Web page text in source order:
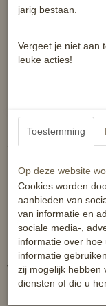
Zachte warme
Hoge kwaliteit
Schapenvel is
opneemt, zodat
Technische
100% lamsvel.
Medium: lengte 58
Large: lengte 63 cm
Wasvoorschriften:
jarig bestaan.
Vergeet je niet aan
leuke acties!
Toestemming
Op deze website
Cookies worden
aanbieden van
van informatie en
sociale media-,
informatie over
informatie
zij mogelijk hebben
diensten of die u